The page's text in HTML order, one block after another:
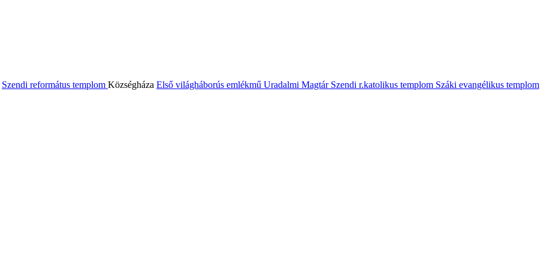
Szendi református templom Községháza Első világháborús emlékmű Uradalmi Magtár Szendi r.katolikus templom Száki evangélikus templom